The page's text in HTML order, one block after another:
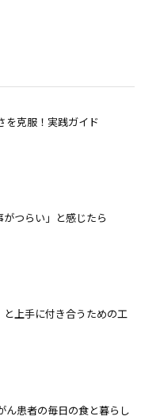
を克服！実践ガイド
つらい」と感じたら
上手に付き合うための工
ん患者の毎日の食と暮らし